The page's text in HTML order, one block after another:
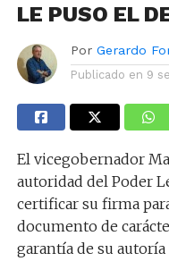
LE PUSO EL
Por Gerardo
Publicado en 9
El vicegobernador
autoridad del Poder
certificar su firma
documento de
garantía de su